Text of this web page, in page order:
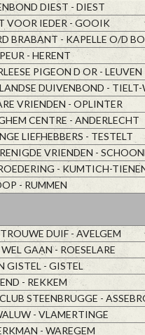
DIEST - DIEST
VOOR IEDER - GOOIK
BRABANT - KAPELLE O/D
- HERENT
PIGEON D OR - LEUVEN
DUIVENBOND -
VRIENDEN - OPLINTER
CENTRE - ANDERLECHT
LIEFHEBBERS - TESTELT
VRIENDEN -
- KUMTICH-
- RUMMEN
DUIF - AVELGEM
GAAN - ROESELARE
GISTEL - GISTEL
- REKKEM
STEENBRUGGE -
- VLAMERTINGE
- WAREGEM